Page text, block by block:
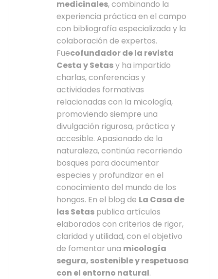
medicinales, combinando la
experiencia práctica en el campo
con bibliografía especializada y la
colaboración de expertos.
Fuecofundador de la revista
Cesta y Setasy ha impartido
charlas, conferencias y
actividades formativas
relacionadas con la micología,
promoviendo siempre una
divulgación rigurosa, práctica y
accesible. Apasionado de la
naturaleza, continúa recorriendo
bosques para documentar
especies y profundizar en el
conocimiento del mundo de los
hongos. En el blog de La Casa de
las Setas publica artículos
elaborados con criterios de rigor,
claridad y utilidad, con el objetivo
de fomentar una micología
segura, sostenible y respetuosa
con el entorno natural.